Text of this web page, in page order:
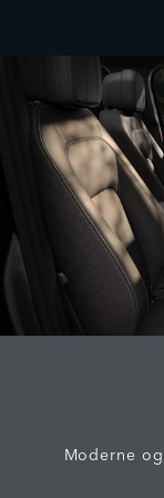
Moderne